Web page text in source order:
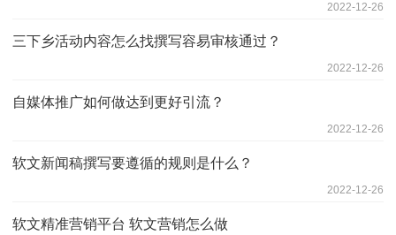
2022-12-26
三下乡活动内容怎么找撰写容易审核通过？
2022-12-26
自媒体推广如何做达到更好引流？
2022-12-26
软文新闻稿撰写要遵循的规则是什么？
2022-12-26
软文精准营销平台 软文营销怎么做